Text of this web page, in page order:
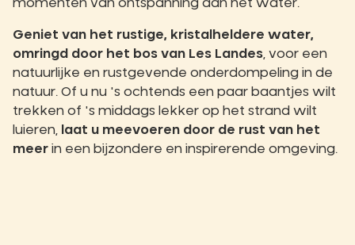
momenten van ontspanning aan het water.
Geniet van het rustige, kristalheldere water,
omringd door het bos van Les Landes , voor een
natuurlijke en rustgevende onderdompeling in de
natuur. Of u nu 's ochtends een paar baantjes wilt
trekken of 's middags lekker op het strand wilt
luieren,
laat u meevoeren door de rust van het
meer in een bijzondere en inspirerende omgeving.